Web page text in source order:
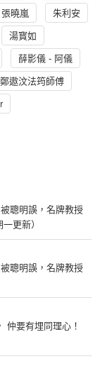
張曉嵐 朱利安
湯寳如
薛影儀 - 阿儀
鄭遨汶法筠師傅
聰明誤，名牌教授
更新）
聰明誤，名牌教授
仲要有埋同理心！